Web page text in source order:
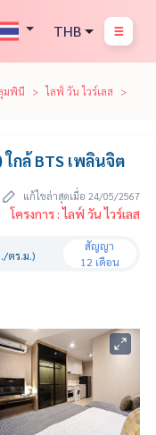
THB
มพินี
ไลฟ์ วัน ไวร์เลส
กล้ BTS เพลินจิต
แก้ไขล่าสุดเมื่อ 24/05/2567
โครงการ : ไลฟ์ วัน ไวร์เลส
ตร.ม.)
สัญญา
12 เดือน